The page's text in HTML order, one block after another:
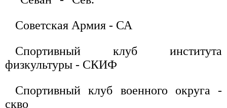
Советская Армия - СА
Спортивный клуб института
физкультуры - СКИФ
Спортивный клуб военного округа -
скво